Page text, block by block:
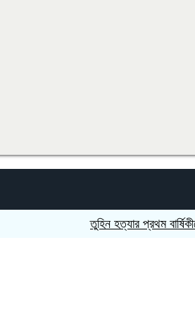
তুহিন হত্যার প্রথম বার্ষিকীতে